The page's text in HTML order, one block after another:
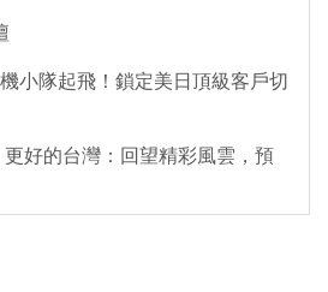
小隊起飛！鎖定美日頂級客戶切
好的台灣：回望精彩風雲，預